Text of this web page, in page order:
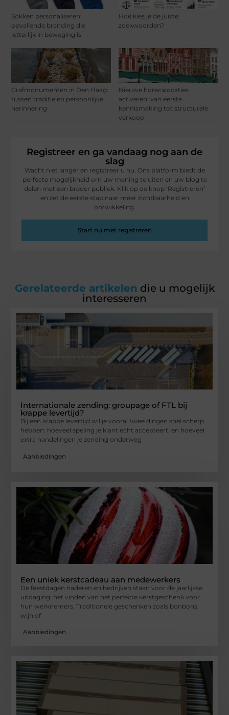
Sokken personaliseren:
opvallende branding die
letterlijk in beweging is
Hoe kies je de juiste
zoekwoorden?
Grafmonumenten in Den Haag:
tussen traditie en persoonlijke
herinnering
Nieuwe horecalocaties
activeren: van eerste
kennismaking tot structurele
verkoop
Registreer en ga vandaag nog aan de
slag
Wacht niet langer en registreer u nu. Ons platform biedt de
perfecte mogelijkheid om uw mening te uiten en uw blog te
delen met een breder publiek. Klik op de knop ‘Registreren’
en zet de eerste stap naar meer zichtbaarheid en
ontwikkeling.
Start nu met registreren
Gerelateerde artikelen die u mogelijk
interesseren
Internationale zending: groupage of FTL bij
krappe levertijd?
Bij een krappe levertijd wil je vooral twee dingen snel scherp
hebben: hoeveel speling je klant echt accepteert, en hoeveel
extra handelingen je zending onderweg
Aanbiedingen
Een uniek kerstcadeau aan medewerkers
De feestdagen naderen en bedrijven staan voor de jaarlijkse
uitdaging: het vinden van het perfecte kerstgeschenk voor
hun werknemers. Traditionele geschenken zoals bonbons,
wijn of
Aanbiedingen